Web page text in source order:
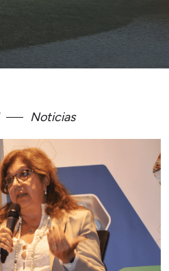
Noticias